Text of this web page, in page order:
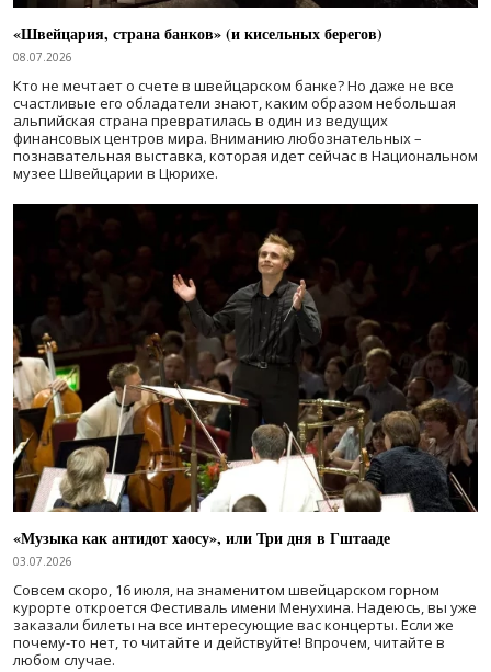
«Швейцария, страна банков» (и кисельных берегов)
08.07.2026
Кто не мечтает о счете в швейцарском банке? Но даже не все
счастливые его обладатели знают, каким образом небольшая
альпийская страна превратилась в один из ведущих
финансовых центров мира. Вниманию любознательных –
познавательная выставка, которая идет сейчас в Национальном
музее Швейцарии в Цюрихе.
«Музыка как антидот хаосу», или Три дня в Гштааде
03.07.2026
Совсем скоро, 16 июля, на знаменитом швейцарском горном
курорте откроется Фестиваль имени Менухина. Надеюсь, вы уже
заказали билеты на все интересующие вас концерты. Если же
почему-то нет, то читайте и действуйте! Впрочем, читайте в
любом случае.